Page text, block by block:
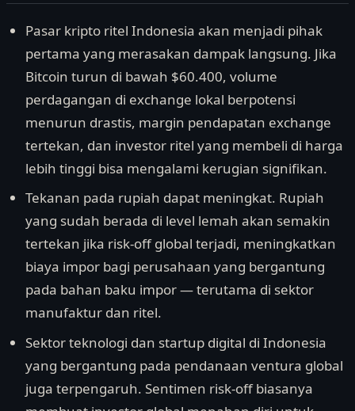
Pasar kripto ritel Indonesia akan menjadi pihak
pertama yang merasakan dampak langsung. Jika
Bitcoin turun di bawah $60.400, volume
perdagangan di exchange lokal berpotensi
menurun drastis, margin pendapatan exchange
tertekan, dan investor ritel yang membeli di harga
lebih tinggi bisa mengalami kerugian signifikan.
Tekanan pada rupiah dapat meningkat. Rupiah
yang sudah berada di level lemah akan semakin
tertekan jika risk-off global terjadi, meningkatkan
biaya impor bagi perusahaan yang bergantung
pada bahan baku impor — terutama di sektor
manufaktur dan ritel.
Sektor teknologi dan startup digital di Indonesia
yang bergantung pada pendanaan ventura global
juga terpengaruh. Sentimen risk-off biasanya